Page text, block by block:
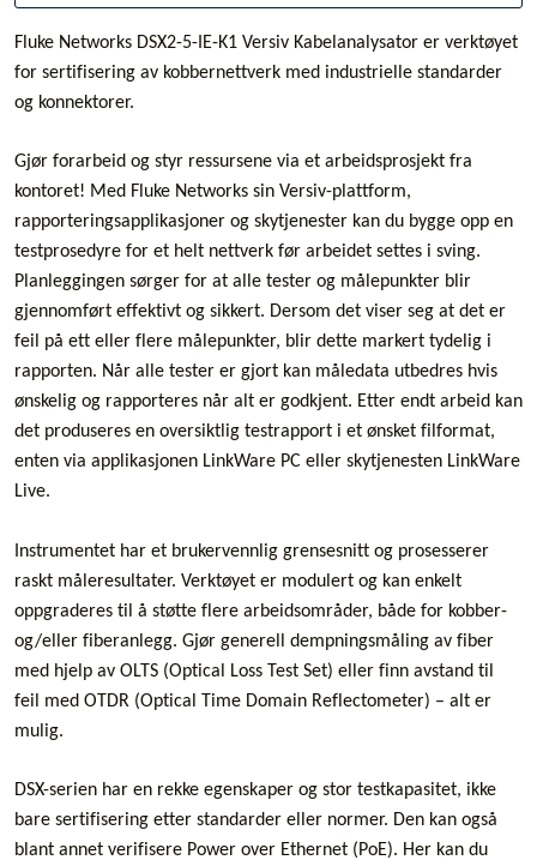
Fluke Networks DSX2-5-IE-K1 Versiv Kabelanalysator er verktøyet
for sertifisering av kobbernettverk med industrielle standarder
og konnektorer.
Gjør forarbeid og styr ressursene via et arbeidsprosjekt fra
kontoret! Med Fluke Networks sin Versiv-plattform,
rapporteringsapplikasjoner og skytjenester kan du bygge opp en
testprosedyre for et helt nettverk før arbeidet settes i sving.
Planleggingen sørger for at alle tester og målepunkter blir
gjennomført effektivt og sikkert. Dersom det viser seg at det er
feil på ett eller flere målepunkter, blir dette markert tydelig i
rapporten. Når alle tester er gjort kan måledata utbedres hvis
ønskelig og rapporteres når alt er godkjent. Etter endt arbeid kan
det produseres en oversiktlig testrapport i et ønsket filformat,
enten via applikasjonen LinkWare PC eller skytjenesten LinkWare
Live.
Instrumentet har et brukervennlig grensesnitt og prosesserer
raskt måleresultater. Verktøyet er modulert og kan enkelt
oppgraderes til å støtte flere arbeidsområder, både for kobber-
og/eller fiberanlegg. Gjør generell dempningsmåling av fiber
med hjelp av OLTS (Optical Loss Test Set) eller finn avstand til
feil med OTDR (Optical Time Domain Reflectometer) – alt er
mulig.
DSX-serien har en rekke egenskaper og stor testkapasitet, ikke
bare sertifisering etter standarder eller normer. Den kan også
blant annet verifisere Power over Ethernet (PoE). Her kan du